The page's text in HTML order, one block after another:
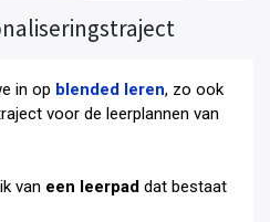
in op blended leren, zo ook
voor de leerplannen van
van een leerpad dat bestaat